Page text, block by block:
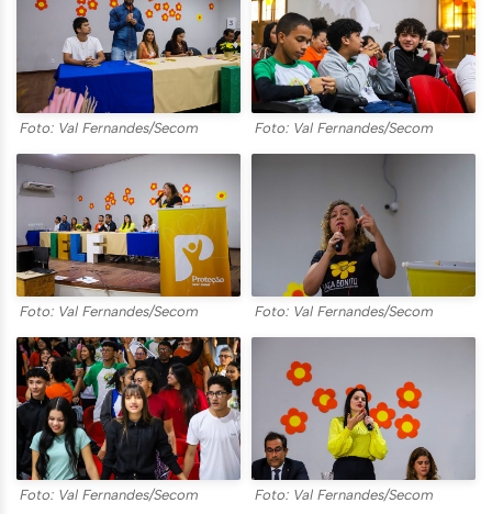
Foto: Val Fernandes/Secom Foto: Val Fernandes/Secom
Foto: Val Fernandes/Secom Foto: Val Fernandes/Secom
Foto: Val Fernandes/Secom Foto: Val Fernandes/Secom